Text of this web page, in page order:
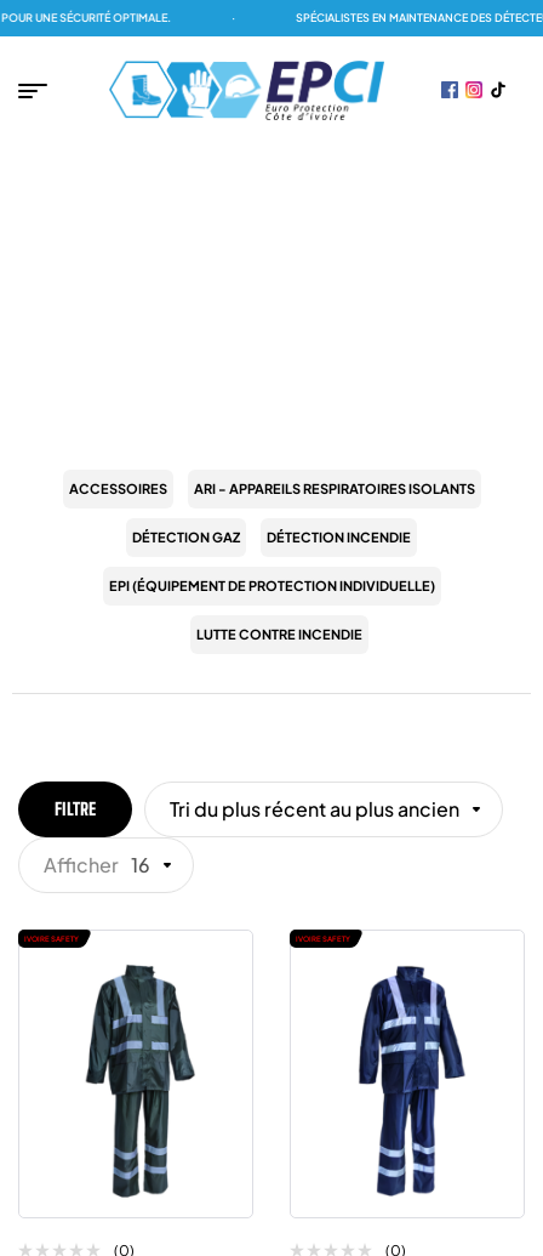
SÉCURITÉ OPTIMALE. SPÉCIALISTES EN MAINTENANCE DES DÉTECTEURS
ACCESSOIRES ARI - APPAREILS RESPIRATOIRES ISOLANTS
DÉTECTION GAZ DÉTECTION INCENDIE
EPI (ÉQUIPEMENT DE PROTECTION INDIVIDUELLE)
LUTTE CONTRE INCENDIE
FILTRE Tri du plus récent au plus ancien
Afficher 16
IVOIRE SAFETY
(0)
IVOIRE SAFETY
(0)